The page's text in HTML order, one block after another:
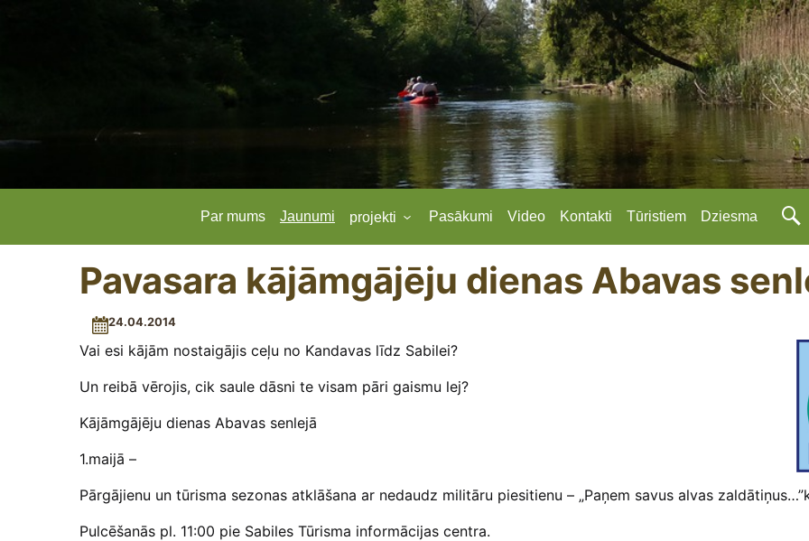
Par mums Jaunumi projekti Pasākumi Video Kontakti Tūristiem Dziesma
Pavasara kājāmgājēju dienas Abavas
24.04.2014
Vai esi kājām nostaigājis ceļu no Kandavas līdz Sabilei?
Un reibā vērojis, cik saule dāsni te visam pāri gaismu lej?
Kājāmgājēju dienas Abavas senlejā
1.maijā –
Pārgājienu un tūrisma sezonas atklāšana ar nedaudz militāru piesitienu – „Paņem savus alvas
Pulcēšanās pl. 11:00 pie Sabiles Tūrisma informācijas centra.